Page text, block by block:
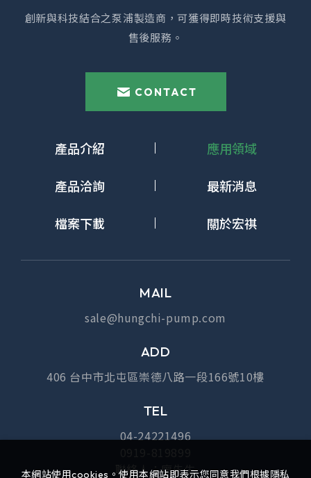
創新與科技結合之泵浦製造商，可獲得即時技術支援與
售後服務。
CONTACT
產品介紹 應用領域
產品洽詢 最新消息
檔案下載 關於宏祺
MAIL
sale@hungchi-pump.com
ADD
406 台中市北屯區崇德八路一段166號10樓
TEL
04-24221496
聯絡人：廖先生
本網站使用cookies。使用本網站即表示您同意我們根據隱私